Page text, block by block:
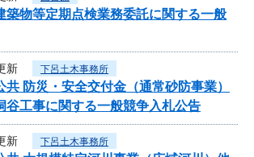
築物等定期点検業務委託に関する一般
新 下呂土木事務所
共 防災・安全交付金（通常砂防事業）
谷工事に関する一般競争入札公告
新 下呂土木事務所